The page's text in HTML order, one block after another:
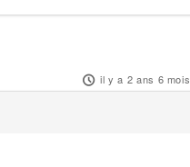
il y a 2 ans 6 mois